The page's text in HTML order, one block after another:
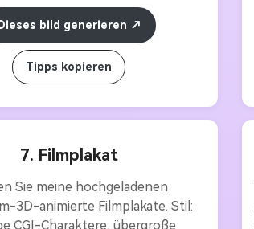
Craft Cocktails • Premium
Elegantes und raffiniertes
Vertikales Einseitenformat.
Dieses bild generieren
Tipps kopieren
7. Filmplakat
Sie meine hochgeladenen
3D-animierte Filmplakate. Stil:
CGI-Charaktere, übergroße